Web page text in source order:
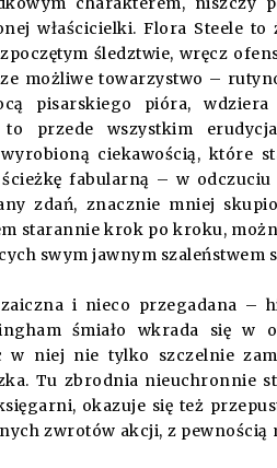
właścicielki. Flora Steele to
śledztwie, wręcz
możliwe towarzystwo –
pisarskiego pióra,
to przede wszystkim
ciekawością, które
fabularną – w odczuciu
zdań, znacznie mniej
starannie krok po kroku,
swym jawnym szaleństwem
i nieco przegadana –
śmiało wkrada się w
w niej nie tylko szczelnie
Tu zbrodnia nieuchronnie
okazuje się też
zwrotów akcji, z pewnością